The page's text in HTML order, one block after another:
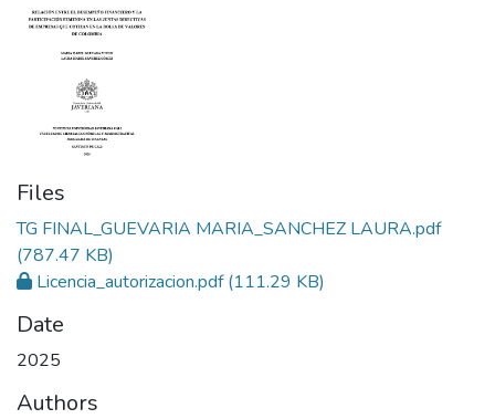
Files
TG FINAL_GUEVARIA MARIA_SANCHEZ LAURA.pdf
(787.47 KB)
Licencia_autorizacion.pdf(111.29 KB)
Date
2025
Authors